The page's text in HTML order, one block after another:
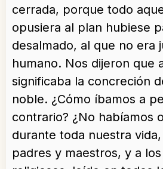
cerrada, porque todo
opusiera al plan hubiese
desalmado, al que no era
humano. Nos dijeron que
significaba la concreción
noble. ¿Cómo íbamos a
contrario? ¿No habíamos
durante toda nuestra
padres y maestros, y a